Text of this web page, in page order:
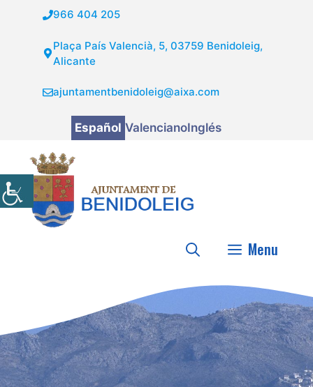
contenido
966 404 205
Plaça País Valencià, 5, 03759 Benidoleig,
Alicante
ajuntamentbenidoleig@aixa.com
Español ValencianoInglés
Menu